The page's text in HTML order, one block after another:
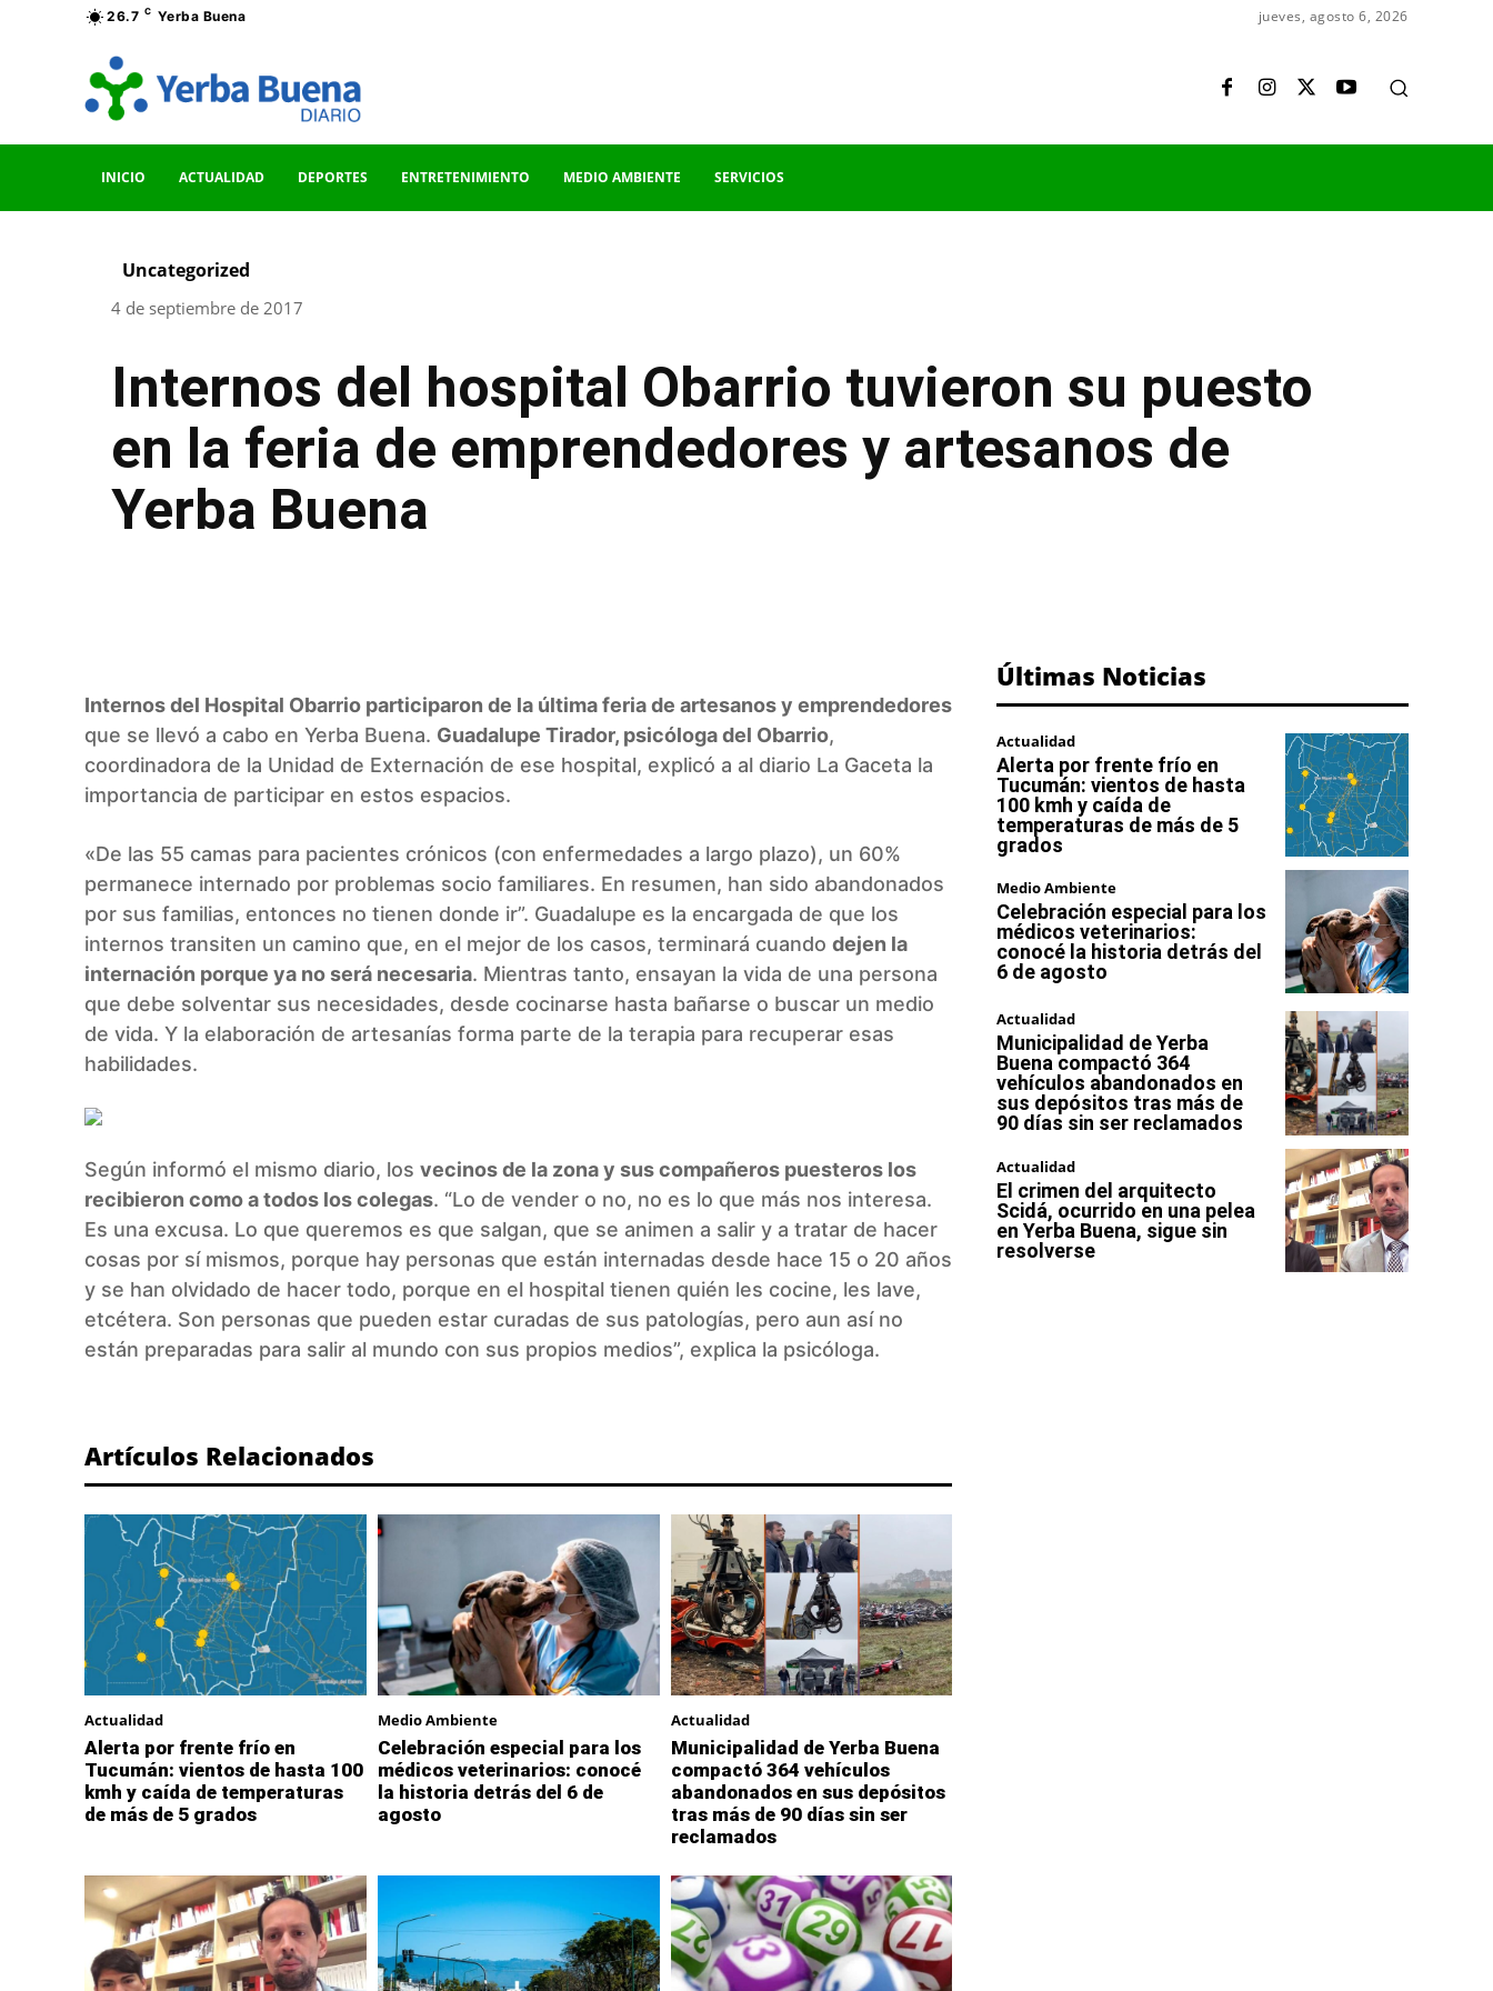
26.7 C Yerba Buena jueves, agosto 6, 2026
INICIO ACTUALIDAD DEPORTES ENTRETENIMIENTO MEDIO AMBIENTE SERVICIOS
Uncategorized
4 de septiembre de 2017
Internos del hospital Obarrio tuvieron su puesto
en la feria de emprendedores y artesanos de
Yerba Buena
Internos del Hospital Obarrio participaron de la última feria de artesanos y emprendedores
que se llevó a cabo en Yerba Buena. Guadalupe Tirador, psicóloga del Obarrio,
coordinadora de la Unidad de Externación de ese hospital, explicó a al diario La Gaceta la
importancia de participar en estos espacios.
«De las 55 camas para pacientes crónicos (con enfermedades a largo plazo), un 60%
permanece internado por problemas socio familiares. En resumen, han sido abandonados
por sus familias, entonces no tienen donde ir”. Guadalupe es la encargada de que los
internos transiten un camino que, en el mejor de los casos, terminará cuando dejen la
internación porque ya no será necesaria. Mientras tanto, ensayan la vida de una persona
que debe solventar sus necesidades, desde cocinarse hasta bañarse o buscar un medio
de vida. Y la elaboración de artesanías forma parte de la terapia para recuperar esas
habilidades.
Según informó el mismo diario, los vecinos de la zona y sus compañeros puesteros los
recibieron como a todos los colegas. “Lo de vender o no, no es lo que más nos interesa.
Es una excusa. Lo que queremos es que salgan, que se animen a salir y a tratar de hacer
cosas por sí mismos, porque hay personas que están internadas desde hace 15 o 20 años
y se han olvidado de hacer todo, porque en el hospital tienen quién les cocine, les lave,
etcétera. Son personas que pueden estar curadas de sus patologías, pero aun así no
están preparadas para salir al mundo con sus propios medios”, explica la psicóloga.
Artículos Relacionados
Actualidad
Alerta por frente frío en
Tucumán: vientos de hasta 100
kmh y caída de temperaturas
de más de 5 grados
Medio Ambiente
Celebración especial para los
médicos veterinarios: conocé
la historia detrás del 6 de
agosto
Actualidad
Municipalidad de Yerba Buena
compactó 364 vehículos
abandonados en sus depósitos
tras más de 90 días sin ser
reclamados
Últimas Noticias
Actualidad
Alerta por frente frío en
Tucumán: vientos de hasta
100 kmh y caída de
temperaturas de más de 5
grados
Medio Ambiente
Celebración especial para los
médicos veterinarios:
conocé la historia detrás del
6 de agosto
Actualidad
Municipalidad de Yerba
Buena compactó 364
vehículos abandonados en
sus depósitos tras más de
90 días sin ser reclamados
Actualidad
El crimen del arquitecto
Scidá, ocurrido en una pelea
en Yerba Buena, sigue sin
resolverse